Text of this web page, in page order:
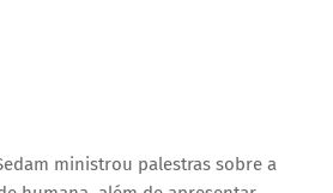
ministrou palestras sobre a